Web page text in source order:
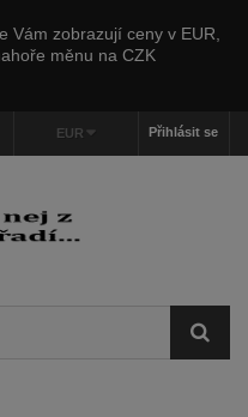
Vám zobrazují ceny v EUR,
měnu na CZK
Přihlásit se
EUR